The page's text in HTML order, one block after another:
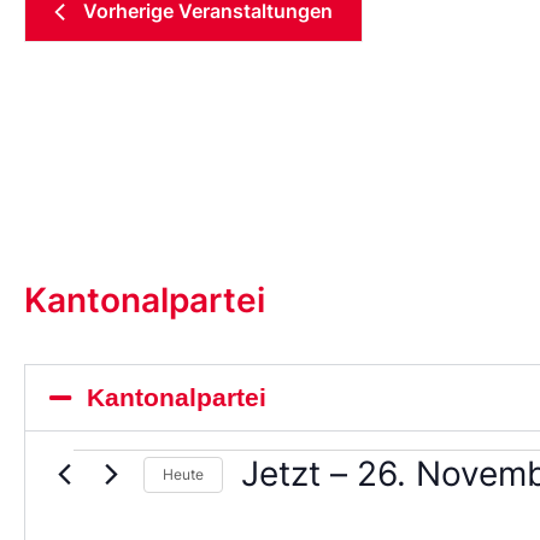
Vorherige Veranstaltungen
Kantonalpartei
Kantonalpartei
Heute Jetzt – 26.